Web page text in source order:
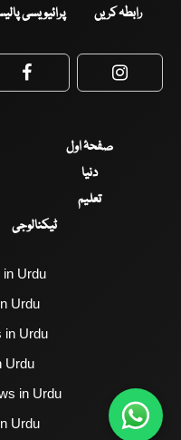
رابطہ کریں پرائیویسی
Facebook
صفحۂ اول
دنیا
تعلیم
ٹیکنالوجی
Urdu
Urdu
in Urdu
Urdu
in Urdu
Urdu